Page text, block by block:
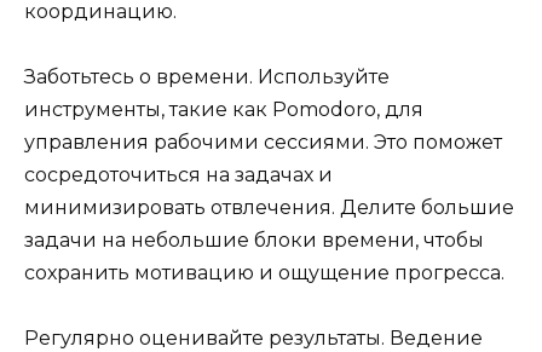
координацию.
Заботьтесь о времени. Используйте
инструменты, такие как Pomodoro, для
управления рабочими сессиями. Это поможет
сосредоточиться на задачах и
минимизировать отвлечения. Делите большие
задачи на небольшие блоки времени, чтобы
сохранить мотивацию и ощущение прогресса.
Регулярно оценивайте результаты. Ведение